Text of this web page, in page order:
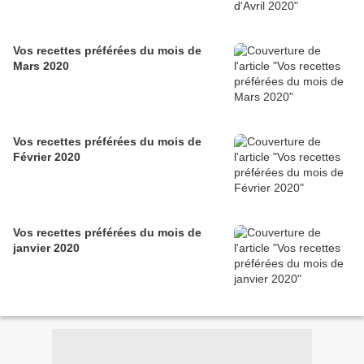
Vos recettes préférées du mois de
Mars 2020
Vos recettes préférées du mois de
Février 2020
Vos recettes préférées du mois de
janvier 2020